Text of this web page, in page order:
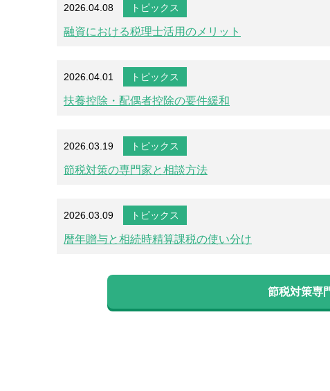
2026.04.08 トピックス
融資における税理士活用のメリット
2026.04.01 トピックス
扶養控除・配偶者控除の要件緩和
2026.03.19 トピックス
節税対策の専門家と相談方法
2026.03.09 トピックス
暦年贈与と相続時精算課税の使い分け
節税対策専